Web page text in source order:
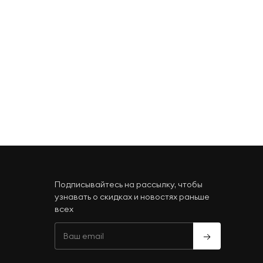
Подписывайтесь на рассылку, чтобы
узнавать о скидках и новостях раньше
всех
→